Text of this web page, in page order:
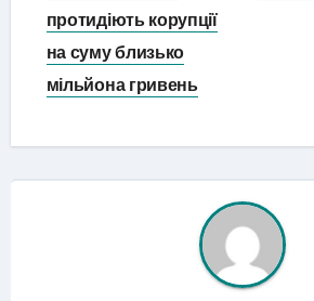
протидіють корупції
на суму близько
мільйона гривень